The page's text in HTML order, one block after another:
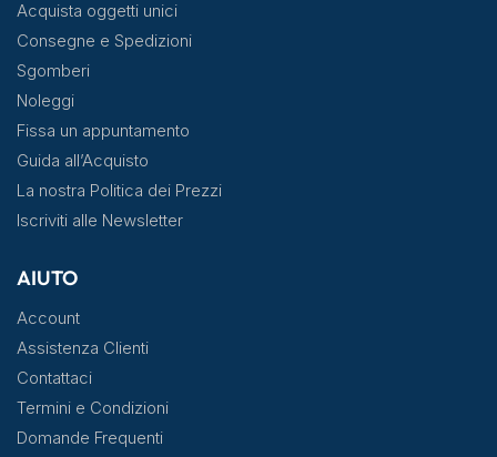
Acquista oggetti unici
Consegne e Spedizioni
Sgomberi
Noleggi
Fissa un appuntamento
Guida all’Acquisto
La nostra Politica dei Prezzi
Iscriviti alle Newsletter
AIUTO
Account
Assistenza Clienti
Contattaci
Termini e Condizioni
Domande Frequenti